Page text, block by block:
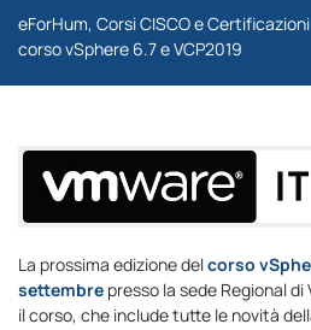
eForHum, Corsi CISCO e Certificazioni
corso vSphere 6.7 e VCP2019
La prossima edizione delcorso
settembre presso la sede Regional
il corso, che include tutte le novità